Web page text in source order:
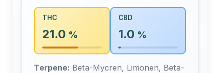
THC
21.0 %
CBD
1.0 %
Terpene: Beta-Mycren, Limonen, Beta-